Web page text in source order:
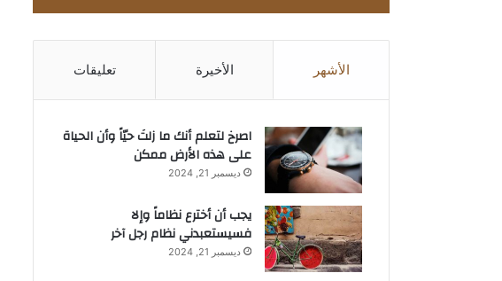
الأشهر الأخيرة تعليقات
‫اصرخ لتعلم أنك ما زلتَ حيّاً وأن الحياة
على هذه الأرض ممكن
ديسمبر 21, 2024
يجب أن أخترع نظاماً وإلا
فسيستعبدني نظام رجل آخر
ديسمبر 21, 2024